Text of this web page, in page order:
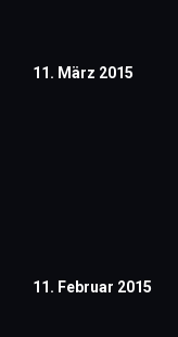
11. März 2015
11. Februar 2015